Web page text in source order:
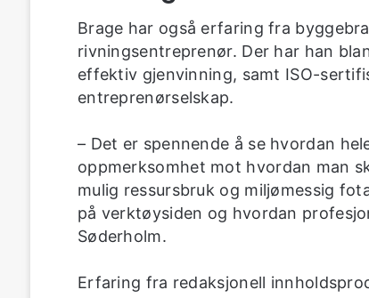
Brage har også erfaring fra
rivningsentreprenør. Der har han
effektiv gjenvinning, samt ISO-
entreprenørselskap.
– Det er spennende å se hvordan
oppmerksomhet mot hvordan man
mulig ressursbruk og miljømessig
på verktøysiden og hvordan
Søderholm.
Erfaring fra redaksjonell